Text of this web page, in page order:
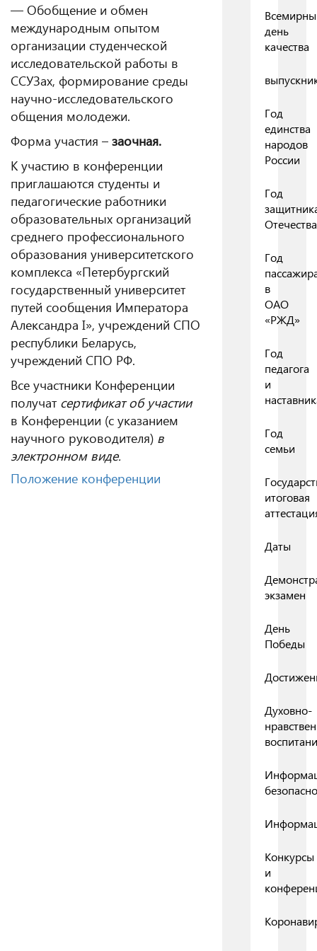
— Обобщение и обмен
международным опытом
организации студенческой
исследовательской работы в
ССУЗах, формирование среды
научно-исследовательского
общения молодежи.
Форма участия – заочная.
К участию в конференции
приглашаются студенты и
педагогические работники
образовательных организаций
среднего профессионального
образования университетского
комплекса «Петербургский
государственный университет
путей сообщения Императора
Александра I», учреждений СПО
республики Беларусь,
учреждений СПО РФ.
Все участники Конференции
получат сертификат об участии
в Конференции (с указанием
научного руководителя) в
электронном виде.
Положение конференции
день
качества
Год
единства
народов
России
Год
Отечества
Год
в
ОАО
«РЖД»
Год
педагога
и
Год
семьи
итоговая
Даты
экзамен
День
Победы
Духовно-
Конкурсы
и